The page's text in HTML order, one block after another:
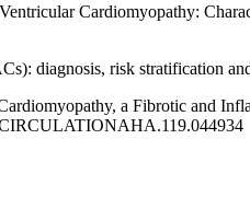
Cardiomyopathy:
diagnosis, risk stratification
a Fibrotic and